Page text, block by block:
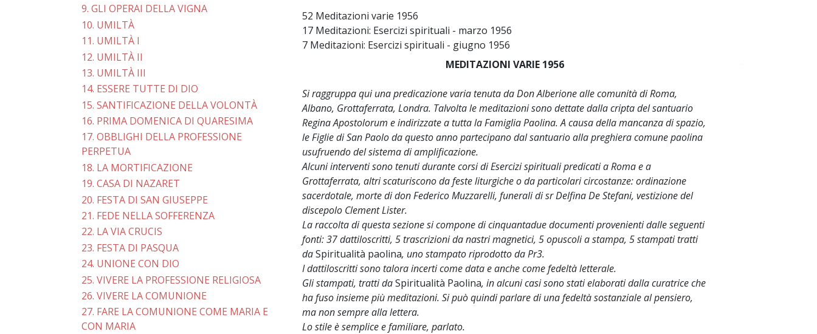
9. GLI OPERAI DELLA VIGNA
10. UMILTÀ
11. UMILTÀ I
12. UMILTÀ II
13. UMILTÀ III
14. ESSERE TUTTE DI DIO
15. SANTIFICAZIONE DELLA VOLONTÀ
16. PRIMA DOMENICA DI QUARESIMA
17. OBBLIGHI DELLA PROFESSIONE
PERPETUA
18. LA MORTIFICAZIONE
19. CASA DI NAZARET
20. FESTA DI SAN GIUSEPPE
21. FEDE NELLA SOFFERENZA
22. LA VIA CRUCIS
23. FESTA DI PASQUA
24. UNIONE CON DIO
25. VIVERE LA PROFESSIONE RELIGIOSA
26. VIVERE LA COMUNIONE
27. FARE LA COMUNIONE COME MARIA E
CON MARIA
52 Meditazioni varie 1956
17 Meditazioni: Esercizi spirituali - marzo 1956
7 Meditazioni: Esercizi spirituali - giugno 1956
MEDITAZIONI VARIE 1956
Si raggruppa qui una predicazione varia tenuta da Don Alberione alle comunità di Roma,
Albano, Grottaferrata, Londra. Talvolta le meditazioni sono dettate dalla cripta del santuario
Regina Apostolorum e indirizzate a tutta la Famiglia Paolina. A causa della mancanza di spazio,
le Figlie di San Paolo da questo anno partecipano dal santuario alla preghiera comune paolina
usufruendo del sistema di amplificazione.
Alcuni interventi sono tenuti durante corsi di Esercizi spirituali predicati a Roma e a
Grottaferrata, altri scaturiscono da feste liturgiche o da particolari circostanze: ordinazione
sacerdotale, morte di don Federico Muzzarelli, funerali di sr Delfina De Stefani, vestizione del
discepolo Clement Lister.
La raccolta di questa sezione si compone di cinquantadue documenti provenienti dalle seguenti
fonti: 37 dattiloscritti, 5 trascrizioni da nastri magnetici, 5 opuscoli a stampa, 5 stampati tratti
daSpiritualità paolina, uno stampato riprodotto da Pr3.
I dattiloscritti sono talora incerti come data e anche come fedeltà letterale.
Gli stampati, tratti daSpiritualità Paolina, in alcuni casi sono stati elaborati dalla curatrice che
ha fuso insieme più meditazioni. Si può quindi parlare di una fedeltà sostanziale al pensiero,
ma non sempre alla lettera.
Lo stile è semplice e familiare, parlato.